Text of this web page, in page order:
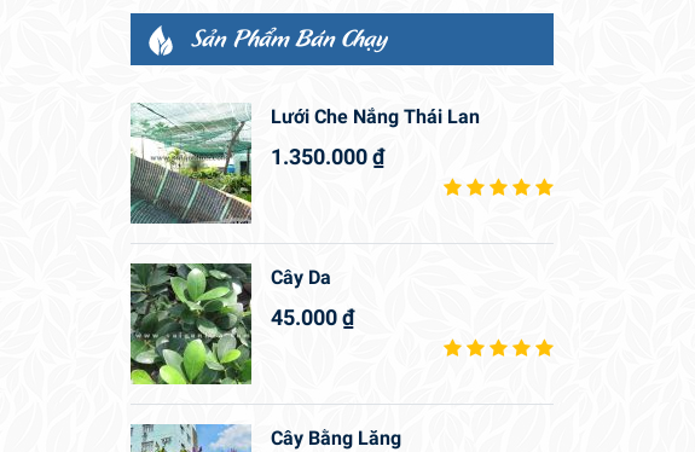
Sản Phẩm Bán Chạy
Lưới Che Nắng Thái Lan
1.350.000₫
Cây Da
45.000₫
Cây Bằng Lăng